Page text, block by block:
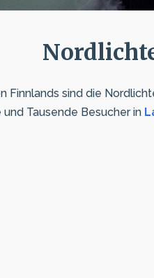
sind die
und Tausende Besucher in